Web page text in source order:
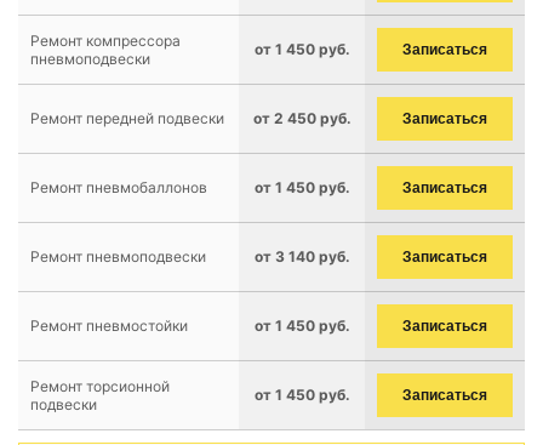
Ремонт компрессора
пневмоподвески
от 1 450 руб. Записаться
Ремонт передней подвески от 2 450 руб. Записаться
Ремонт пневмобаллонов от 1 450 руб. Записаться
Ремонт пневмоподвески от 3 140 руб. Записаться
Ремонт пневмостойки от 1 450 руб. Записаться
Ремонт торсионной
подвески
от 1 450 руб. Записаться